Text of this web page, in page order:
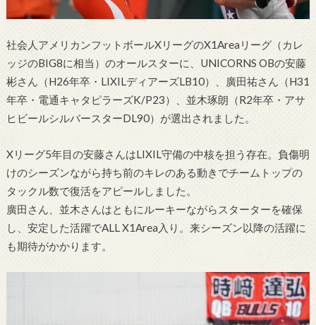
社会人アメリカンフットボールXリーグのX1Areaリーグ（カレ
ッジのBIG8に相当）のオールスターに、UNICORNS OBの安藤
彬さん（H26年卒・LIXILディアーズLB10）、廣田祐さん（H31
年卒・電通キャタピラーズK/P23）、並木琢朗（R2年卒・アサ
ヒビールシルバースターDL90）が選出されました。
Xリーグ5年目の安藤さんはLIXIL守備の中核を担う存在。負傷明
けのシーズンながら持ち前のキレのある動きでチームトップの
タックル数で復活をアピールしました。
廣田さん、並木さんはともにルーキーながらスターターを確保
し、安定した活躍でALL X1Area入り。来シーズン以降の活躍に
も期待がかかります。